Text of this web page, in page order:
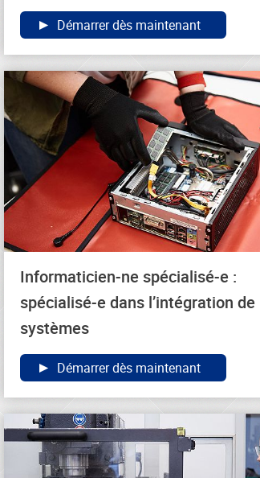
Démarrer dès maintenant
Informaticien-ne spécialisé-e :
spécialisé-e dans l’intégration de
systèmes
Démarrer dès maintenant